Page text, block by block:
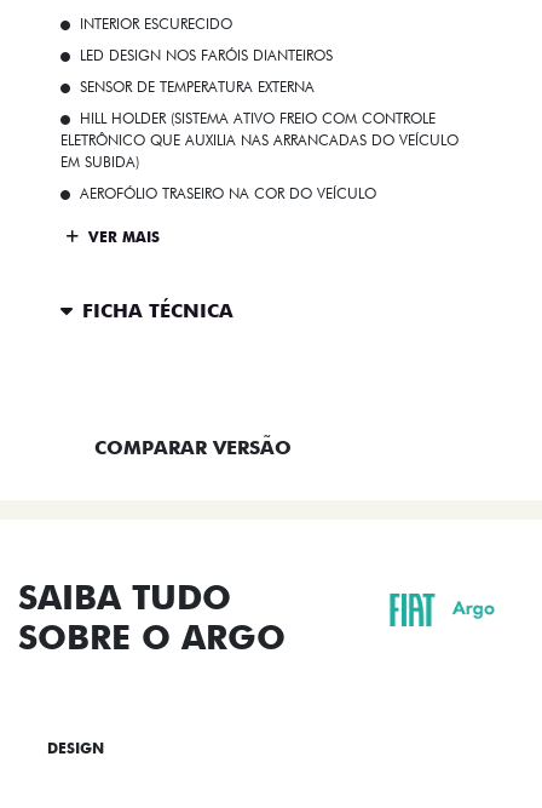
INTERIOR ESCURECIDO
LED DESIGN NOS FARÓIS DIANTEIROS
SENSOR DE TEMPERATURA EXTERNA
HILL HOLDER (SISTEMA ATIVO FREIO COM CONTROLE
ELETRÔNICO QUE AUXILIA NAS ARRANCADAS DO VEÍCULO
EM SUBIDA)
AEROFÓLIO TRASEIRO NA COR DO VEÍCULO
VER MAIS
FICHA TÉCNICA
COMPARAR VERSÃO
SAIBA TUDO
SOBRE O ARGO
DESIGN